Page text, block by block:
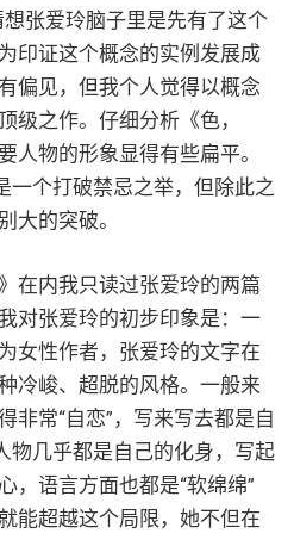
张爱玲脑子里是先有了这个
印证这个概念的实例发展成
偏见，但我个人觉得以概念
级之作。仔细分析《色，
人物的形象显得有些扁平。
一个打破禁忌之举，但除此之
大的突破。
在内我只读过张爱玲的两篇
对张爱玲的初步印象是：一
女性作者，张爱玲的文字在
冷峻、超脱的风格。一般来
非常“自恋”，写来写去都是自
物几乎都是自己的化身，写起
，语言方面也都是“软绵绵”
能超越这个局限，她不但在